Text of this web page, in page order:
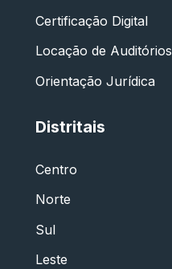
Certificação Digital
Locação de Auditórios
Orientação Jurídica
Distritais
Centro
Norte
Sul
Leste